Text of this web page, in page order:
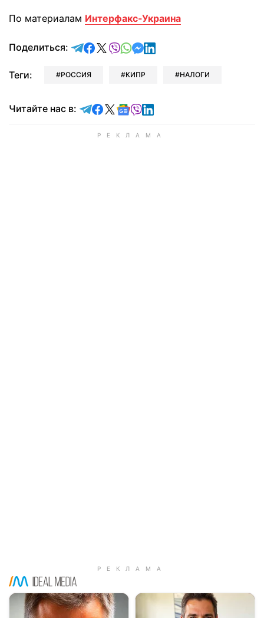
По материалам Интерфакс-Украина
Поделиться: отправить в Telegram
поделиться в Facebook
поделиться в X
отправить в Viber
отправить в Whatsapp
отправить в Messenger
отправить в LinkedIn
Теги: РОССИЯ КИПР НАЛОГИ
Читайте нас в: Читайте в Telegram
Читайте в Facebook
Читайте в X
Читайте в Google news
Читайте в Viber
Читайте в LinkedIn